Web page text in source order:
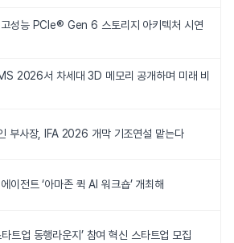
고성능 PCIe® Gen 6 스토리지 아키텍처 시연
2026서 차세대 3D 메모리 공개하며 미래 비
부사장, IFA 2026 개막 기조연설 맡는다
이전트 ‘아마존 퀵 AI 워크숍’ 개최해
트업 동행라운지’ 참여 혁신 스타트업 모집